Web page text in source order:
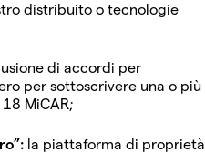
distribuito o tecnologie
di accordi per
per sottoscrivere una o più
MiCAR;
la piattaforma di proprietà